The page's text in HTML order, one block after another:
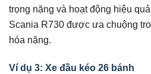
trọng nặng và hoạt động hiệu
Scania R730 được ưa chuộng
hóa nặng.
Ví dụ 3: Xe đầu kéo 26 bánh